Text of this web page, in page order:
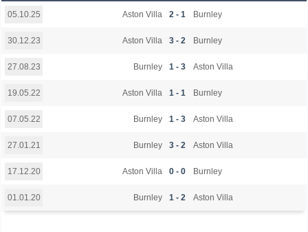
05.10.25 Aston Villa 2 - 1 Burnley
30.12.23 Aston Villa 3 - 2 Burnley
27.08.23 Burnley 1 - 3 Aston Villa
19.05.22 Aston Villa 1 - 1 Burnley
07.05.22 Burnley 1 - 3 Aston Villa
27.01.21 Burnley 3 - 2 Aston Villa
17.12.20 Aston Villa 0 - 0 Burnley
01.01.20 Burnley 1 - 2 Aston Villa